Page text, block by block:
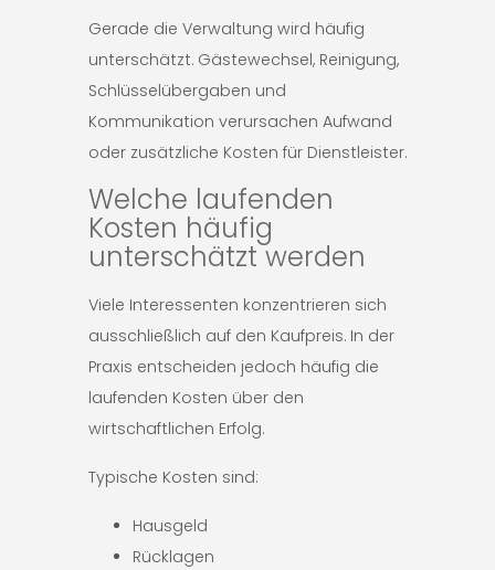
Gerade die Verwaltung wird häufig
unterschätzt. Gästewechsel, Reinigung,
Schlüsselübergaben und
Kommunikation verursachen Aufwand
oder zusätzliche Kosten für Dienstleister.
Welche laufenden
Kosten häufig
unterschätzt werden
Viele Interessenten konzentrieren sich
ausschließlich auf den Kaufpreis. In der
Praxis entscheiden jedoch häufig die
laufenden Kosten über den
wirtschaftlichen Erfolg.
Typische Kosten sind:
Hausgeld
Rücklagen